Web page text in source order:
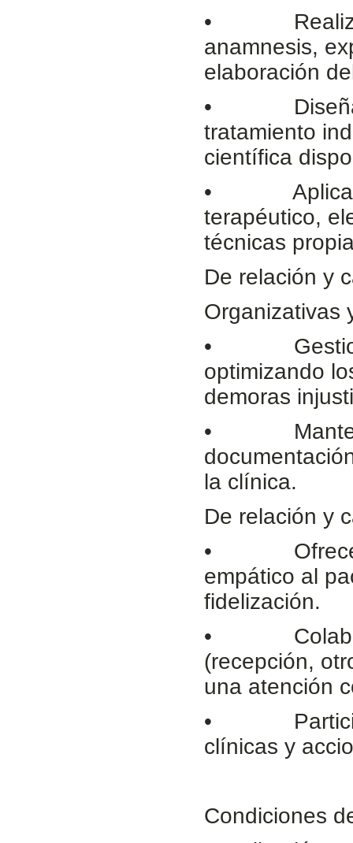
• Realizar
anamnesis,
elaboración
• Diseñar,
tratamiento
científica
• Aplicar
terapéutico,
técnicas
De relación y
Organizativas
• Gestionar
optimizando
demoras
• Mantener
la clínica.
De relación y
• Ofrecer
empático al
fidelización.
• Colaborar
(recepción,
una atención
• Participar
clínicas y
Condiciones